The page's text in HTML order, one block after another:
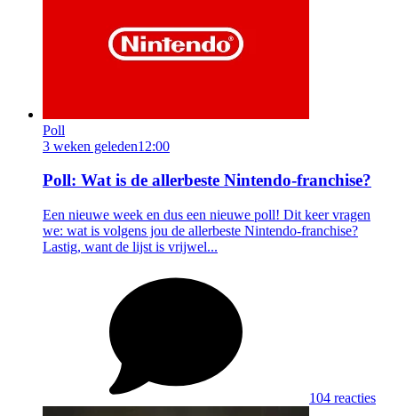
Poll
3 weken geleden12:00
Poll: Wat is de allerbeste Nintendo-franchise?
Een nieuwe week en dus een nieuwe poll! Dit keer vragen
we: wat is volgens jou de allerbeste Nintendo-franchise?
Lastig, want de lijst is vrijwel...
104 reacties